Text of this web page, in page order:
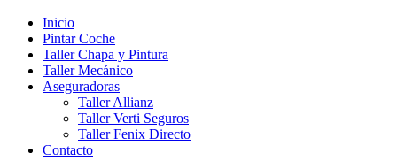
Inicio
Pintar Coche
Taller Chapa y Pintura
Taller Mecánico
Aseguradoras
Taller Allianz
Taller Verti Seguros
Taller Fenix Directo
Contacto